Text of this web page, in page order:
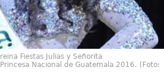
Fiestas Julias y Señorita
Nacional de Guatemala 2016. (Foto: